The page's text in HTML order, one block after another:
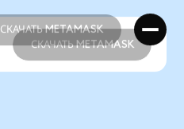
СКАЧАТЬ METAMASK
СКАЧАТЬ METAMASK
СКАЧАТЬ METAMASK